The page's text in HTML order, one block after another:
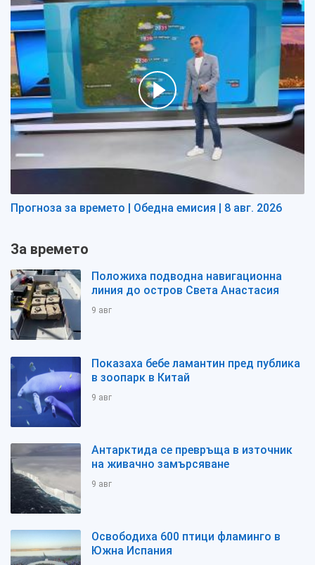
Прогноза за времето | Обедна емисия | 8 авг. 2026
За времето
Положиха подводна навигационна
линия до остров Света Анастасия
9 авг
Показаха бебе ламантин пред публика
в зоопарк в Китай
9 авг
Антарктида се превръща в източник
на живачно замърсяване
9 авг
Освободиха 600 птици фламинго в
Южна Испания